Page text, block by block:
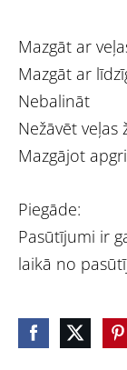
Mazgāt ar
Mazgāt ar
Nebalināt
Nežāvēt veļas
Mazgājot
Piegāde:
Pasūtījumi ir
laikā no